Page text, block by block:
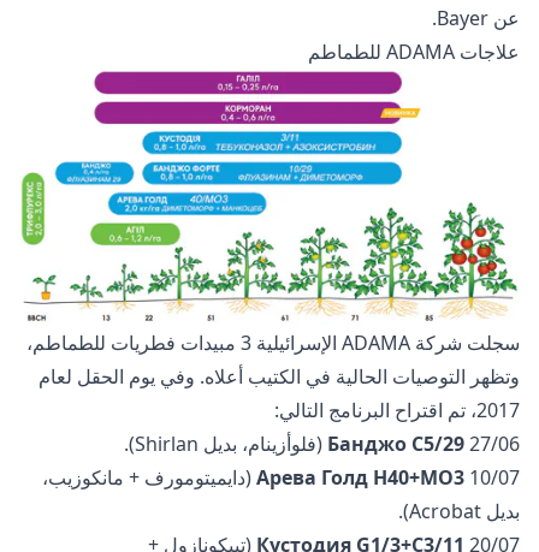
عن Bayer.
علاجات ADAMA للطماطم
سجلت شركة ADAMA الإسرائيلية 3 مبيدات فطريات للطماطم،
وتظهر التوصيات الحالية في الكتيب أعلاه. وفي يوم الحقل لعام
2017، تم اقتراح البرنامج التالي:
27/06
Банджо С5/29 (فلوأزينام، بديل Shirlan).
10/07
Арева Голд H40+МО3(دايميتومورف + مانكوزيب،
بديل Acrobat).
20/07
Кустодия G1/3+C3/11 (تيبكونازول +